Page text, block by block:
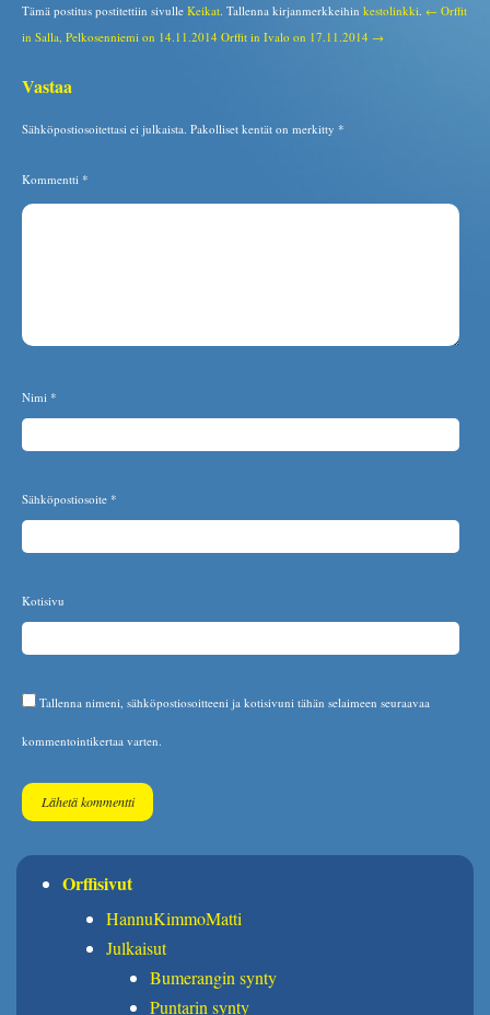
Tämä postitus postitettiin sivulle Keikat . Tallenna kirjanmerkkeihin kestolinkki ← Orffit
in Salla, Pelkosenniemi on 14.11.2014 Orffit in Ivalo on 17.11.2014 →
Vastaa
Sähköpostiosoitettasi ei julkaista. Pakolliset kentät on merkitty *
Kommentti *
Nimi *
Sähköpostiosoite *
Kotisivu
Tallenna nimeni, sähköpostiosoitteeni ja kotisivuni tähän selaimeen seuraavaa
kommentointikertaa varten.
Orffisivut
HannuKimmoMatti
Julkaisut
Bumerangin synty
Puntarin synty